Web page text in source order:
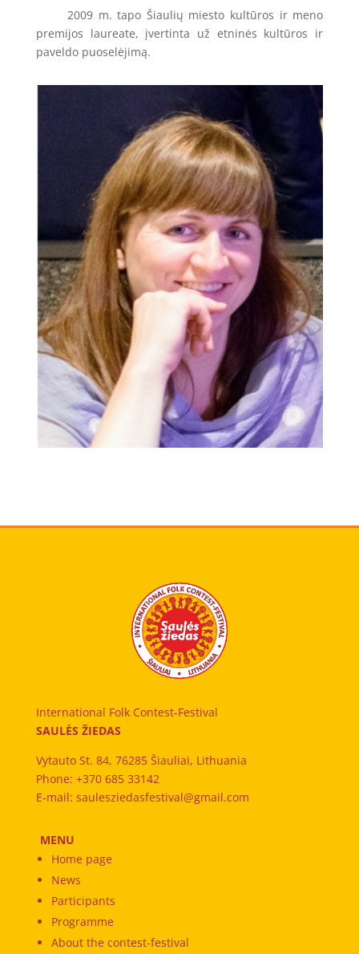
2009 m. tapo Šiaulių miesto kultūros ir meno
premijos laureate, įvertinta už etninės kultūros ir
paveldo puoselėjimą.
International Folk Contest-Festival
SAULĖS ŽIEDAS
Vytauto St. 84, 76285 Šiauliai, Lithuania
Phone: +370 685 33142
E-mail: saulesziedasfestival@gmail.com
MENU
Home page
News
Participants
Programme
About the contest-festival